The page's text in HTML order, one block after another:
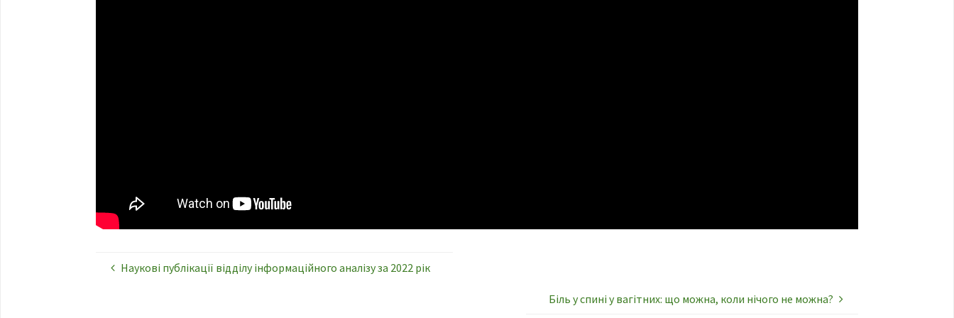
Наукові публікації відділу інформаційного аналізу за 2022 рік
Біль у спині у вагітних: що можна, коли нічого не можна?